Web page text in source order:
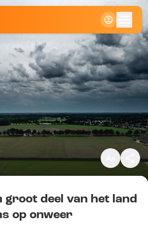
Klein
Standaard
Groot
Kopieer link
groot deel van het land
op onweer